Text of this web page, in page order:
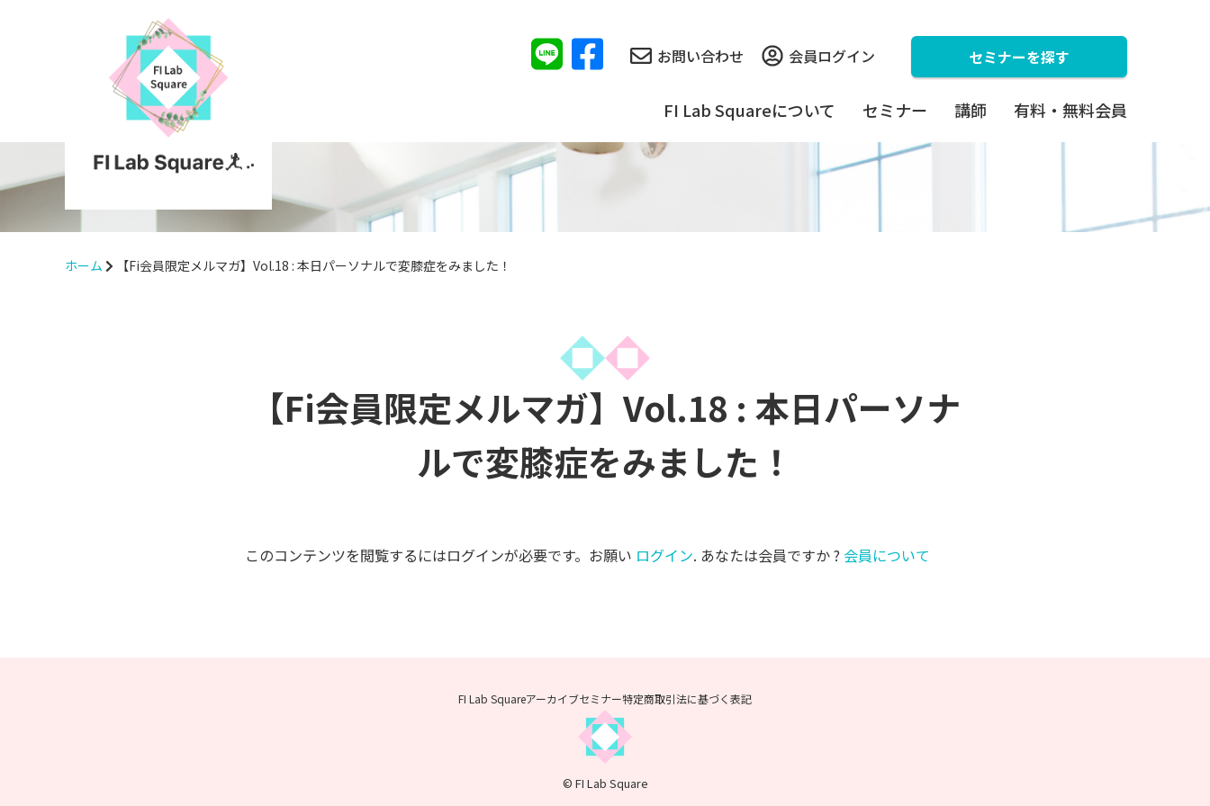
お問い合わせ 会員ログイン セミナーを探す
FI Lab Squareについて セミナー 講師 有料・無料会員
ホーム 【Fi会員限定メルマガ】Vol.18 : 本日パーソナルで変膝症をみました！
【Fi会員限定メルマガ】Vol.18 : 本日パーソナ
ルで変膝症をみました！
このコンテンツを閲覧するにはログインが必要です。お願い ログイン. あなたは会員ですか ? 会員について
FI Lab Squareアーカイブセミナー特定商取引法に基づく表記
© FI Lab Square